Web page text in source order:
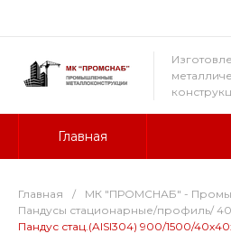
Главная
Главная / МК "ПРОМСНАБ" -
Пандусы стационарные/профиль/
Пандус стац.(AISI304) 900/1500/